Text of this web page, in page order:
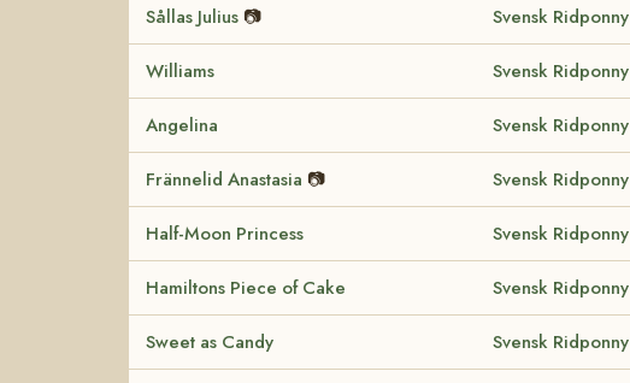
Sållas Julius 📷 Svensk Ridponny
Williams Svensk Ridponny
Angelina Svensk Ridponny
Frännelid Anastasia 📷 Svensk Ridponny
Half-Moon Princess Svensk Ridponny
Hamiltons Piece of Cake Svensk Ridponny
Sweet as Candy Svensk Ridponny